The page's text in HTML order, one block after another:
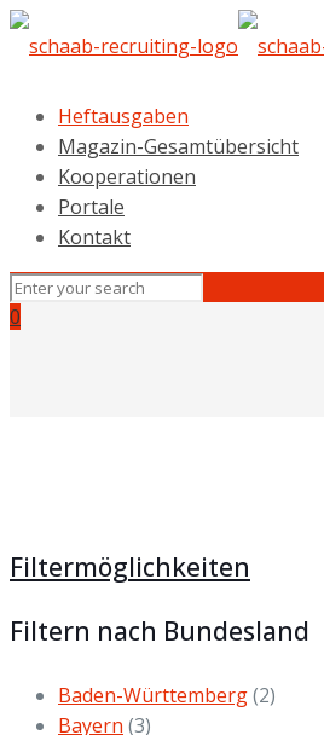
Heftausgaben
Magazin-Gesamtübersicht
Kooperationen
Portale
Kontakt
0
Filtermöglichkeiten
Filtern nach Bundesland
Baden-Württemberg(2)
Bayern (3)